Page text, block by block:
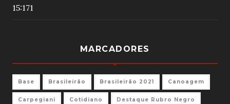
15:171
MARCADORES
Base Brasileirão Brasileirão 2021 Canoagem
Carpegiani Cotidiano Destaque Rubro Negro